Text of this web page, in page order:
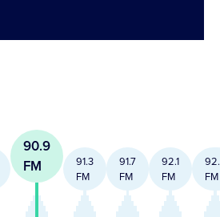
90.9
FM
91.3
FM
91.7
FM
92.1
FM
FM